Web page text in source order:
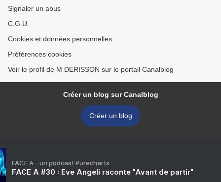
Signaler un abus
C.G.U.
Cookies et données personnelles
Préférences cookies
Voir le profil de M DERISSON sur le portail Canalblog
Créer un blog sur Canalblog
Créer un blog
FACE A - un podcast Purecharts
FACE A #30 : Eve Angeli raconte "Avant de partir"